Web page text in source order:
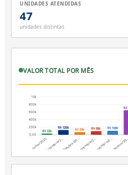
UNIDADES ATENDIDAS
47
unidades distintas
VALOR TOTAL POR MÊS
0,00
200k
400k
600k
800k
1M
R$ 33k
Julho/2025
R$ 125k
Setembro/2…
R$ 69k
Outubro/20…
R$ 98k
Novembro/2…
R$ 108k
Dezembro/2…
R$
Janeiro/